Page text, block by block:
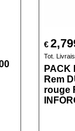
€
Tot.
PACK
Rem
rouge